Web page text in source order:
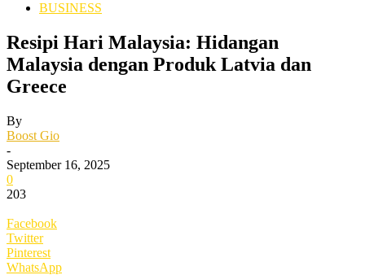
BUSINESS
Resipi Hari Malaysia: Hidangan
Malaysia dengan Produk Latvia dan
Greece
By
Boost Gio
-
September 16, 2025
0
203
Facebook
Twitter
Pinterest
WhatsApp